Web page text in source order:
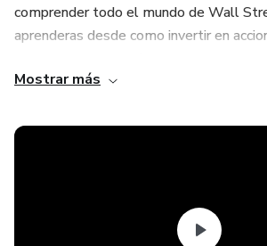
comprender todo el mundo de Wall
aprenderas desde como invertir en
dividendos y utilizar el interes compuesto.
En este curso puedo destacar 3 puntos
aspecto que debes tomar en cuenta
Mostrar más